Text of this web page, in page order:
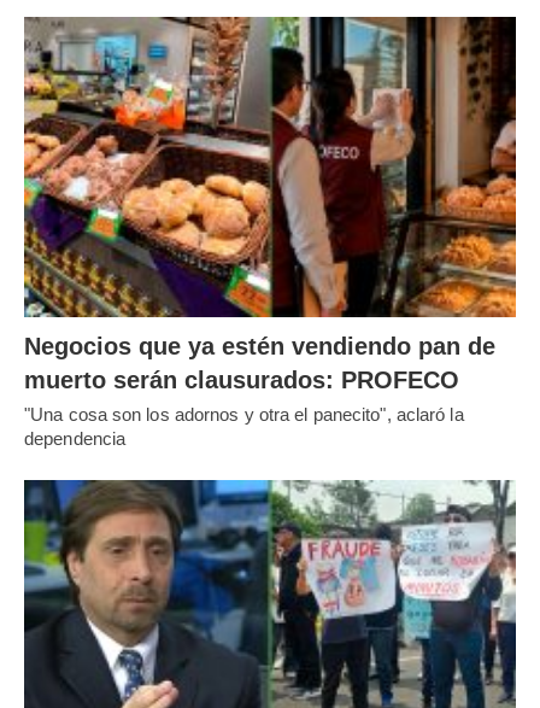
Negocios que ya estén vendiendo pan de
muerto serán clausurados: PROFECO
"Una cosa son los adornos y otra el panecito", aclaró la
dependencia